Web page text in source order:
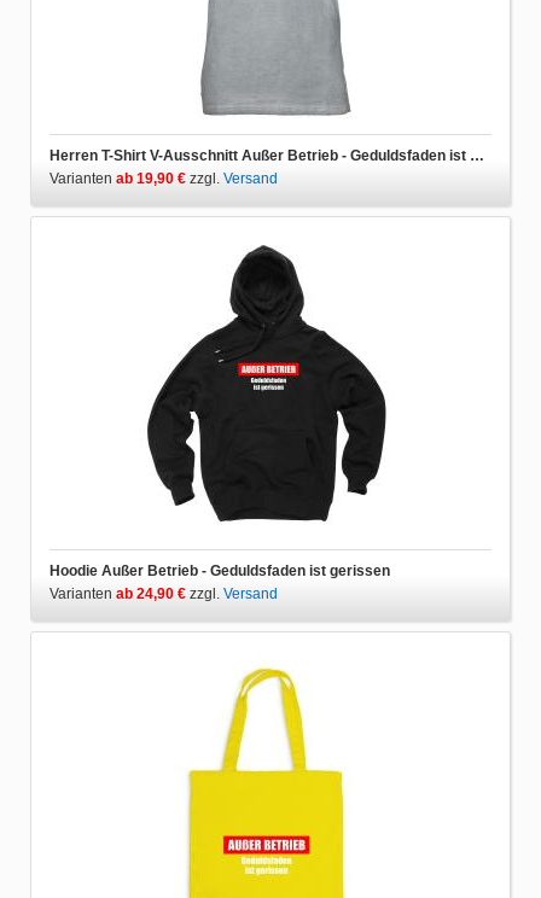
Herren T-Shirt V-Ausschnitt Außer Betrieb - Geduldsfaden ist gerissen
Varianten ab 19,90 € zzgl. Versand
Hoodie Außer Betrieb - Geduldsfaden ist gerissen
Varianten ab 24,90 € zzgl. Versand